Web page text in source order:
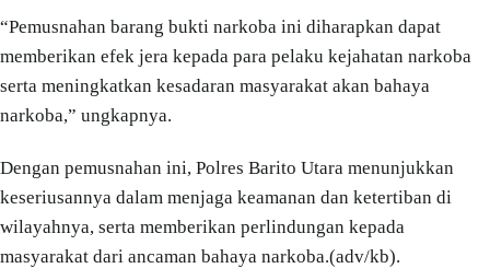
“Pemusnahan barang bukti narkoba ini diharapkan dapat
memberikan efek jera kepada para pelaku kejahatan narkoba
serta meningkatkan kesadaran masyarakat akan bahaya
narkoba,” ungkapnya.
Dengan pemusnahan ini, Polres Barito Utara menunjukkan
keseriusannya dalam menjaga keamanan dan ketertiban di
wilayahnya, serta memberikan perlindungan kepada
masyarakat dari ancaman bahaya narkoba.(adv/kb).